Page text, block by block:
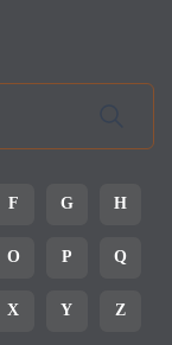
F G H
O P Q
X Y Z